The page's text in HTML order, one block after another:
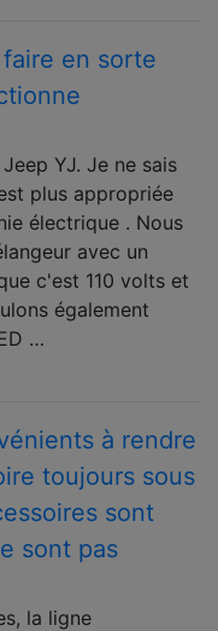
en sorte
YJ. Je ne sais
plus appropriée
électrique . Nous
avec un
c'est 110 volts et
également
…
à rendre
toujours sous
sont
sont pas
la ligne